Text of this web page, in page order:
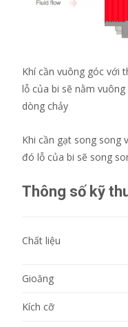
Khí cần vuông góc với
lỗ của bi sẽ nằm
dòng chảy
Khi cần gạt song song
đó lỗ của bi sẽ song
Thông số kỹ
Chất liệu
Gioăng
Kích cỡ